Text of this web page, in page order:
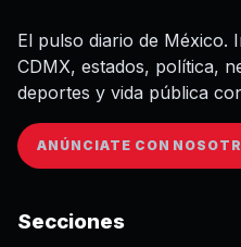
El pulso diario de México.
CDMX, estados, política,
deportes y vida pública
ANÚNCIATE CON
Secciones